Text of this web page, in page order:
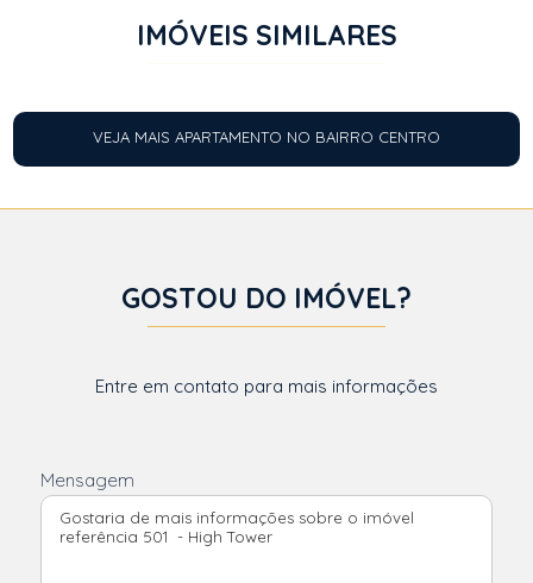
IMÓVEIS SIMILARES
VEJA MAIS APARTAMENTO NO BAIRRO CENTRO
GOSTOU DO IMÓVEL?
Entre em contato para mais informações
Mensagem